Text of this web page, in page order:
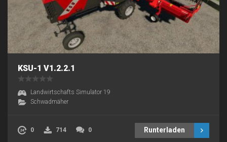
KSU-1 V1.2.2.1
Landwirtschafts Simulator 19
Schwadmäher
0 714 0 Runterladen